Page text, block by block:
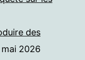
des
2026